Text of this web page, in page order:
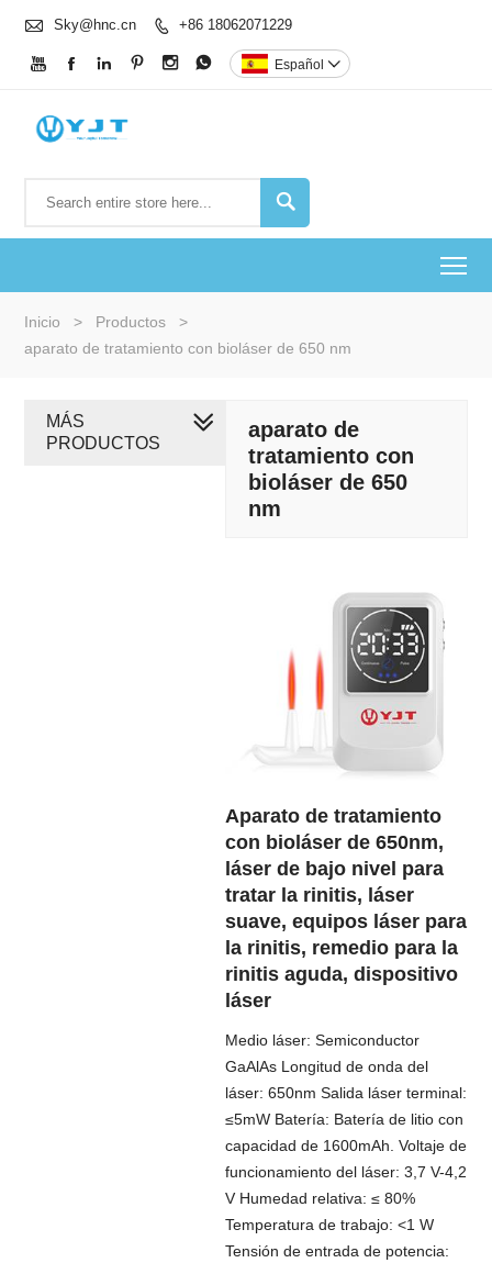
 Sky@hnc.cn  +86 18062071229
      Español 

Inicio > Productos
>
aparato de tratamiento con bioláser de 650 nm
aparato de
tratamiento con
bioláser de 650
nm
Aparato de tratamiento
con bioláser de 650nm,
láser de bajo nivel para
tratar la rinitis, láser
suave, equipos láser para
la rinitis, remedio para la
rinitis aguda, dispositivo
láser
Medio láser: Semiconductor
GaAlAs Longitud de onda del
láser: 650nm Salida láser terminal:
≤5mW Batería: Batería de litio con
capacidad de 1600mAh. Voltaje de
funcionamiento del láser: 3,7 V-4,2
V Humedad relativa: ≤ 80%
Temperatura de trabajo: <1 W
Tensión de entrada de potencia:
MÁS
PRODUCTOS